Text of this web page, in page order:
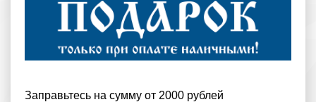
Заправьтесь на сумму от 2000 рублей